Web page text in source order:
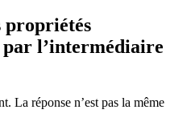
propriétés
l’intermédiaire
La réponse n’est pas la même